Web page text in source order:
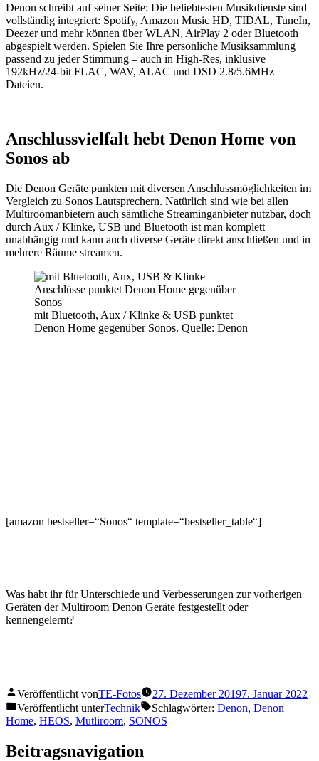
Denon schreibt auf seiner Seite: Die beliebtesten Musikdienste sind
vollständig integriert: Spotify, Amazon Music HD, TIDAL, TuneIn,
Deezer und mehr können über WLAN, AirPlay 2 oder Bluetooth
abgespielt werden. Spielen Sie Ihre persönliche Musiksammlung
passend zu jeder Stimmung – auch in High-Res, inklusive
192kHz/24-bit FLAC, WAV, ALAC und DSD 2.8/5.6MHz
Dateien.
Anschlussvielfalt hebt Denon Home von
Sonos ab
Die Denon Geräte punkten mit diversen Anschlussmöglichkeiten im
Vergleich zu Sonos Lautsprechern. Natürlich sind wie bei allen
Multiroomanbietern auch sämtliche Streaminganbieter nutzbar, doch
durch Aux / Klinke, USB und Bluetooth ist man komplett
unabhängig und kann auch diverse Geräte direkt anschließen und in
mehrere Räume streamen.
mit Bluetooth, Aux / Klinke & USB punktet
Denon Home gegenüber Sonos. Quelle: Denon
[amazon bestseller=“Sonos“ template=“bestseller_table“]
Was habt ihr für Unterschiede und Verbesserungen zur vorherigen
Geräten der Multiroom Denon Geräte festgestellt oder
kennengelernt?
Veröffentlicht vonTE-Fotos 27. Dezember 20197. Januar 2022
Veröffentlicht unterTechnik Schlagwörter: Denon, Denon
Home, HEOS, Mutliroom, SONOS
Beitragsnavigation